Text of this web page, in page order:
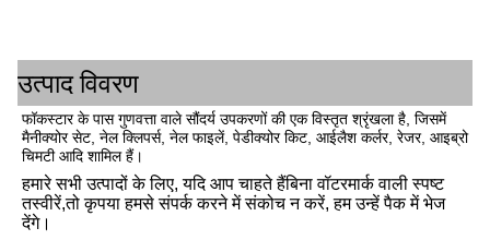
उत्पाद विवरण
फॉकस्टार के पास गुणवत्ता वाले सौंदर्य उपकरणों की एक विस्तृत श्रृंखला है, जिसमें
मैनीक्योर सेट, नेल क्लिपर्स, नेल फाइलें, पेडीक्योर किट, आईलैश कर्लर, रेजर, आइब्रो
चिमटी आदि शामिल हैं।
हमारे सभी उत्पादों के लिए, यदि आप चाहते हैंबिना वॉटरमार्क वाली स्पष्ट
तस्वीरें,तो कृपया हमसे संपर्क करने में संकोच न करें, हम उन्हें पैक में भेज
देंगे।